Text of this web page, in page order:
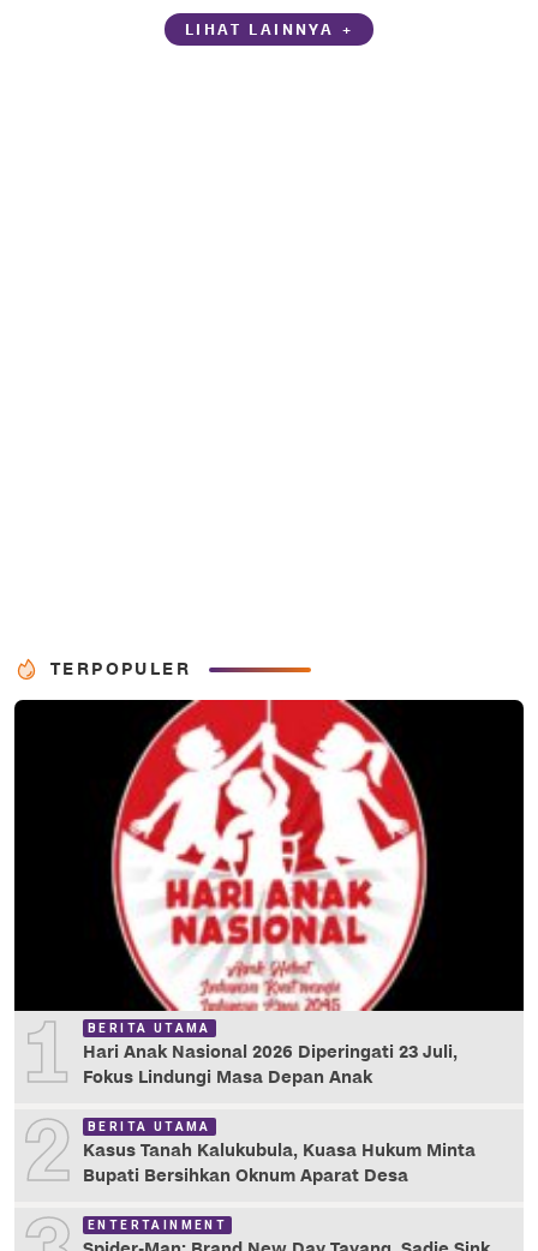
LIHAT LAINNYA +
TERPOPULER
1 BERITA UTAMA
Hari Anak Nasional 2026 Diperingati 23 Juli,
Fokus Lindungi Masa Depan Anak
2 BERITA UTAMA
Kasus Tanah Kalukubula, Kuasa Hukum Minta
Bupati Bersihkan Oknum Aparat Desa
ENTERTAINMENT